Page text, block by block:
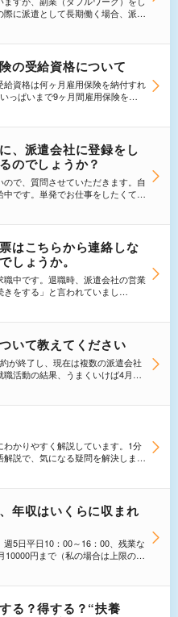
に派遣として長期働く場合、派遣
ければなりませんか？現在働いて
の受給資格について
資格は何ヶ月雇用保険を納付すれ
っぱいまで9ヶ月間雇用保険を納
ムページで派遣やアルバイトは1
、派遣会社に登録をし
のでしょうか？
で、質問させていただきます。自
です。単発でお仕事をしたくて、
遣会社に連絡したいのです。そこ
はこちらから連絡しな
しょうか。
中です。退職時、派遣会社の営業
をする」と言われていまし
失確認通知書は郵送で手元に届
いので早めの送付をお願いしまし
らから連絡しないと貰えないもの
いて教えてください
が終了し、現在は複数の派遣会社
活動の結果、うまくいけば4月の
です。その場合でも一度、社会保
た、国民年金と厚生年金について
かりやすく解説しています。1分
説で、気になる疑問を解決しまし
年収はいくらに収まれ
5日平日10：00～16：00、残業な
10000円まで（私の場合は上限の金
うお仕事にエントリーしました。
直戸惑いました。もちろん仕事の
る？得する？“扶養